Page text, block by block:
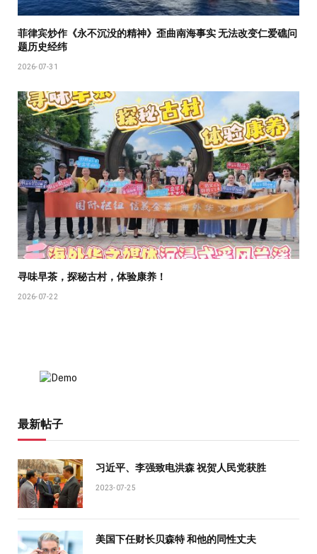
菲律宾炒作《永不沉没的精神》歪曲南海事实 无法改变仁爱礁问
题历史经纬
2026-07-31
寻味早茶，探秘古村，体验康养！
2026-07-22
最新帖子
习近平、李强致电洪森 祝贺人民党获胜
2023-07-25
美国下任财长贝森特 和他的同性丈夫